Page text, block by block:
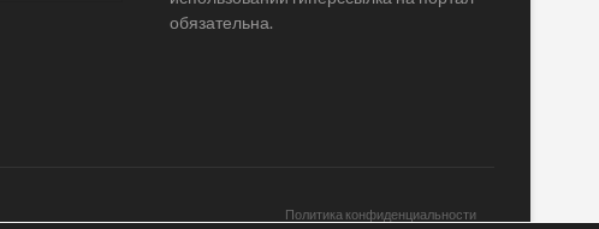
обязательна.
Политика конфиденциальности